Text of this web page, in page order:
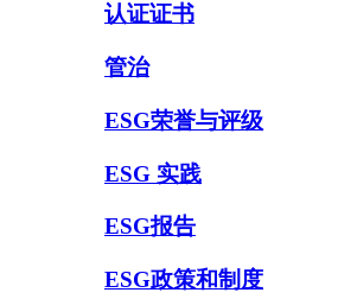
认证证书
管治
ESG荣誉与评级
ESG 实践
ESG报告
ESG政策和制度